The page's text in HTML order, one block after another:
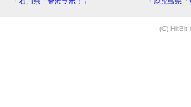
(C) HitBit